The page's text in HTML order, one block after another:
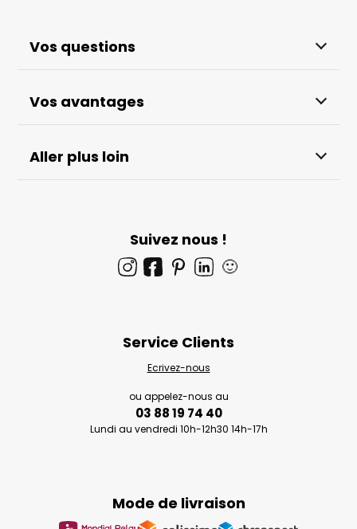
Vos questions
Vos avantages
Aller plus loin
Suivez nous !
🙂
Mode de livraison
Service Clients
Ecrivez-nous
ou appelez-nous au
03 88 19 74 40
Lundi au vendredi 10h-12h30 14h-17h